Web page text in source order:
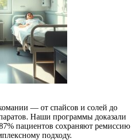
— от спайсов и солей до
Наши программы доказали
пациентов сохраняют ремиссию
подходу.